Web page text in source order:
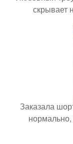
скрывает
Заказала